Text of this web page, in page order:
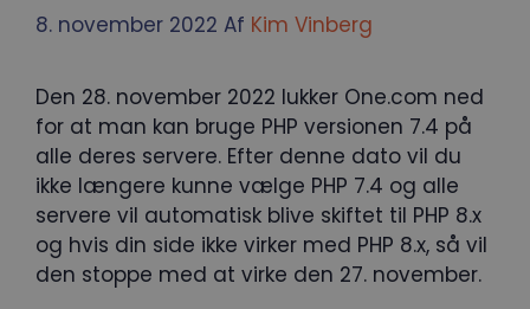
8. november 2022 Af Kim Vinberg
Den 28. november 2022 lukker One.com ned
for at man kan bruge PHP versionen 7.4 på
alle deres servere. Efter denne dato vil du
ikke længere kunne vælge PHP 7.4 og alle
servere vil automatisk blive skiftet til PHP 8.x
og hvis din side ikke virker med PHP 8.x, så vil
den stoppe med at virke den 27. november.